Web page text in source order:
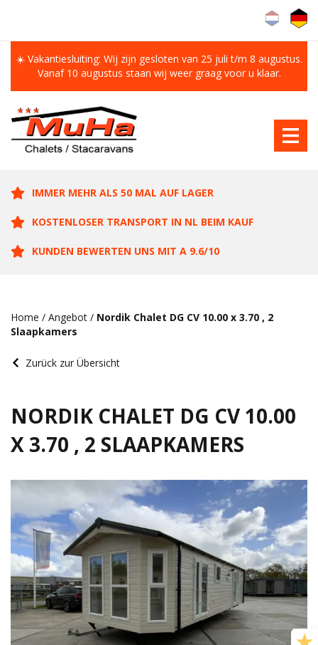
☀️ Vakantiesluiting: Wij zijn gesloten van 25 juli t/m 8 augustus.
Vanaf 10 augustus staan wij weer graag voor u klaar.
IMMER MEHR ALS 50 MAL AUF LAGER
KOSTENLOSER TRANSPORT IN NL BEIM KAUF
KUNDEN BEWERTEN UNS MIT A 9.6/10
Home / Angebot / Nordik Chalet DG CV 10.00 x 3.70 , 2
Slaapkamers
Zurück zur Übersicht
NORDIK CHALET DG CV 10.00
X 3.70 , 2 SLAAPKAMERS